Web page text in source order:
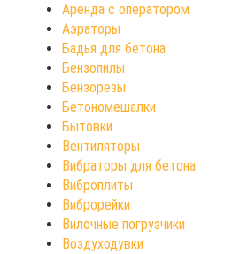
Аренда с оператором
Аэраторы
Бадья для бетона
Бензопилы
Бензорезы
Бетономешалки
Бытовки
Вентиляторы
Вибраторы для бетона
Виброплиты
Виброрейки
Вилочные погрузчики
Воздуходувки